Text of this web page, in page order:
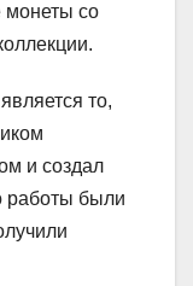
монеты со
то,
и создал
работы были